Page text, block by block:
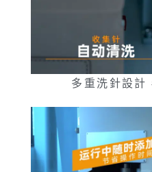
多重洗針設計